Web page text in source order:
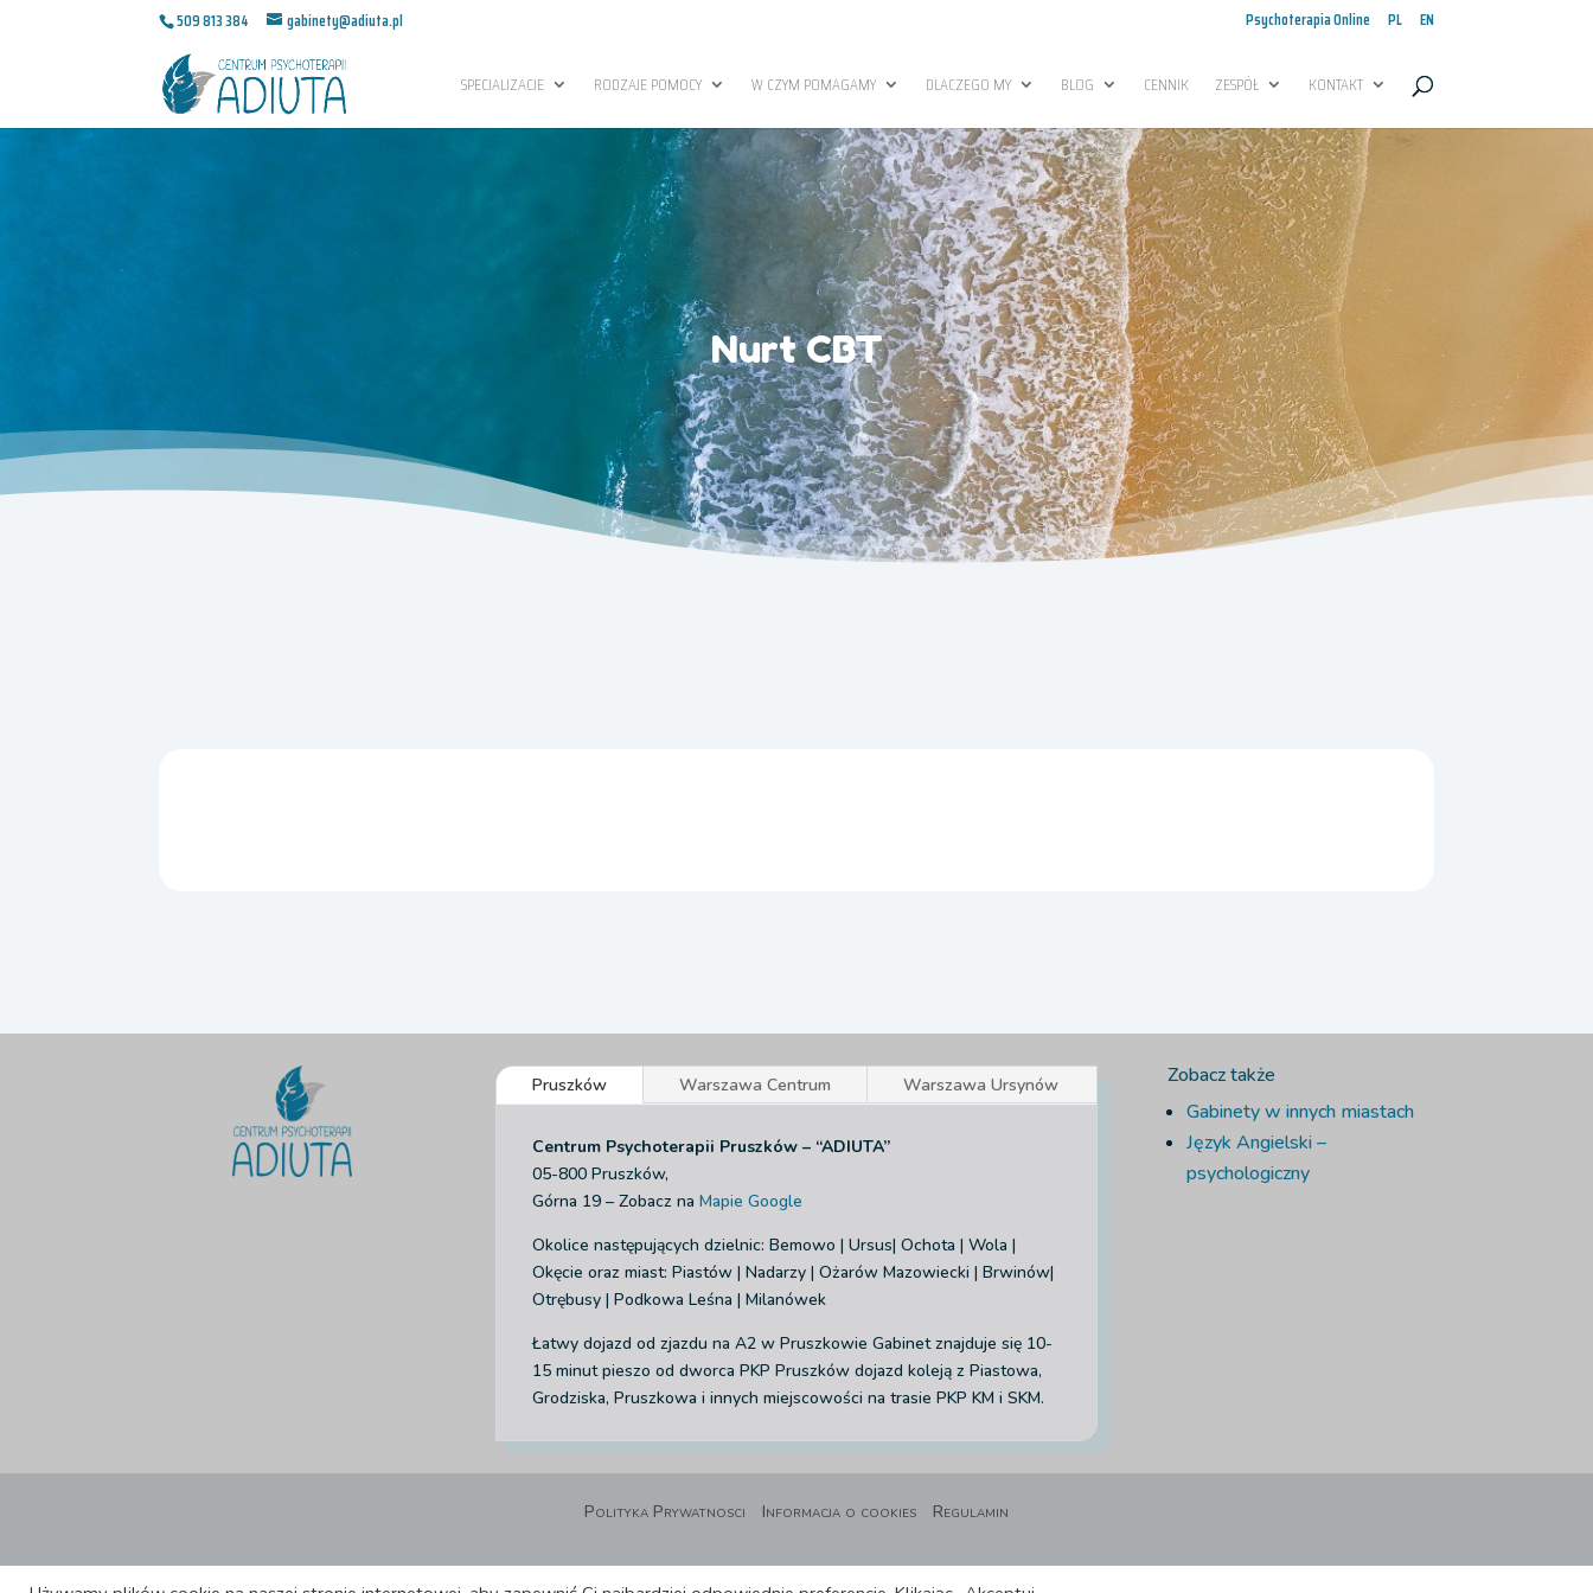
509 813 384 gabinety@adiuta.pl Psychoterapia Online PL EN
SPECJALIZACJE RODZAJE POMOCY W CZYM POMAGAMY DLACZEGO MY BLOG CENNIK ZESPÓŁ KONTAKT
Nurt CBT
Pruszków Warszawa Centrum Warszawa Ursynów
Centrum Psychoterapii Pruszków – “ADIUTA”
05-800 Pruszków,
Górna 19 – Zobacz na Mapie Google
Okolice następujących dzielnic: Bemowo | Ursus| Ochota | Wola |
Okęcie oraz miast: Piastów | Nadarzy | Ożarów Mazowiecki | Brwinów|
Otrębusy | Podkowa Leśna | Milanówek
Łatwy dojazd od zjazdu na A2 w Pruszkowie Gabinet znajduje się 10-
15 minut pieszo od dworca PKP Pruszków dojazd koleją z Piastowa,
Grodziska, Pruszkowa i innych miejscowości na trasie PKP KM i SKM.
Zobacz także
Gabinety w innych miastach
Język Angielski –
psychologiczny
Polityka Prywatnosci Informacja o cookies Regulamin